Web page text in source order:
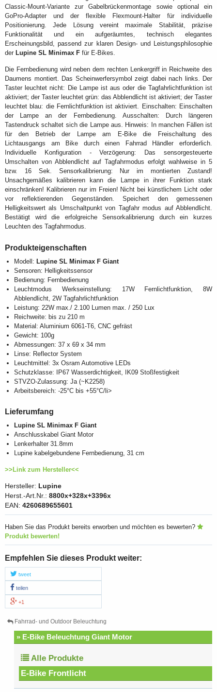
Classic-Mount-Variante zur Gabelbrückenmontage sowie optional ein
GoPro-Adapter und der flexible Flexmount-Halter für individuelle
Positionierung. Jede Lösung vereint maximale Stabilität, präzise
Funktionalität und ein aufgeräumtes, technisch elegantes
Erscheinungsbild, passend zur klaren Design- und Leistungsphilosophie
der Lupine SL Minimax F für E-Bikes.
Die Fernbedienung wird neben dem rechten Lenkergriff in Reichweite des
Daumens montiert. Das Scheinwerfersymbol zeigt dabei nach links. Der
Taster leuchtet nicht: Die Lampe ist aus oder die Tagfahrlichtfunktion ist
aktiviert; der Taster leuchtet grün: das Abblendlicht ist aktiviert; der Taster
leuchtet blau: die Fernlichtfunktion ist aktiviert. Einschalten: Einschalten
der Lampe an der Fernbedienung. Ausschalten: Durch längeren
Tastendruck schaltet sich die Lampe aus. Hinweis: In manchen Fällen ist
für den Betrieb der Lampe am E-Bike die Freischaltung des
Lichtausgangs am Bike durch einen Fahrrad Händler erforderlich.
Individuelle Konfiguration - Verzögerung: Das sensorgesteuerte
Umschalten von Abblendlicht auf Tagfahrmodus erfolgt wahlweise in 5
bzw. 16 Sek. Sensorkalibrierung: Nur im montierten Zustand!
Unsachgemäßes kalibrieren kann die Lampe in ihrer Funktion stark
einschränken! Kalibrieren nur im Freien! Nicht bei künstlichem Licht oder
vor reflektierenden Gegenständen. Speichert den gemessenen
Helligkeitswert als Umschaltpunkt von Tagfahr modus auf Abblendlicht.
Bestätigt wird die erfolgreiche Sensorkalibrierung durch ein kurzes
Leuchten des Tagfahrmodus.
Produkteigenschaften
Modell: Lupine SL Minimax F Giant
Sensoren: Helligkeitssensor
Bedienung: Fernbedienung
Leuchtmodus Werkseinstellung: 17W Fernlichtfunktion, 8W
Abblendlicht, 2W Tagfahrlichtfunktion
Leistung: 22W max./ 2.100 Lumen max. / 250 Lux
Reichweite: bis zu 210 m
Material: Aluminium 6061-T6, CNC gefräst
Gewicht: 100g
Abmessungen: 37 x 69 x 34 mm
Linse: Reflector System
Leuchtmittel: 3x Osram Automotive LEDs
Schutzklasse: IP67 Wasserdichtigkeit, IK09 Stoßfestigkeit
STVZO-Zulassung: Ja (~K2258)
Arbeitsbereich: -25°C bis +55°C/li>
Lieferumfang
Lupine SL Minimax F Giant
Anschlusskabel Giant Motor
Lenkerhalter 31.8mm
Lupine kabelgebundene Fernbedienung, 31 cm
>>Link zum Hersteller<<
Hersteller: Lupine
Herst.-Art.Nr.: 8800x+328x+3396x
EAN: 4260689655601
Haben Sie das Produkt bereits erworben und möchten es bewerten?
Produkt bewerten!
Empfehlen Sie dieses Produkt weiter:
tweet
teilen
+1
Fahrrad- und Outdoor Beleuchtung
» E-Bike Beleuchtung Giant Motor
Alle Produkte
E-Bike Frontlicht